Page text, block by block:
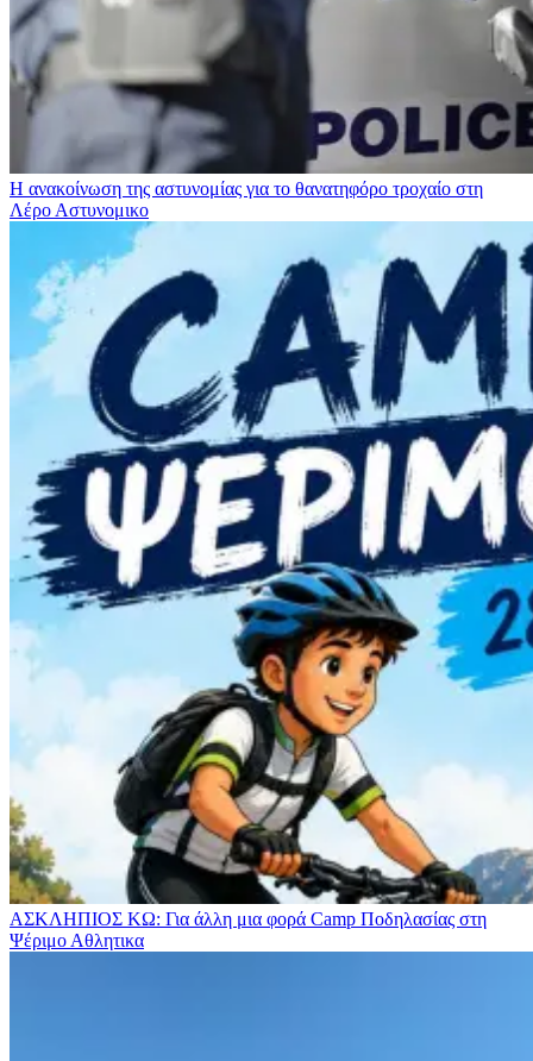
Η ανακοίνωση της αστυνομίας για το θανατηφόρο τροχαίο στη
Λέρο Αστυνομικο
ΑΣΚΛΗΠΙΟΣ ΚΩ: Για άλλη μια φορά Camp Ποδηλασίας στη
Ψέριμο Αθλητικα